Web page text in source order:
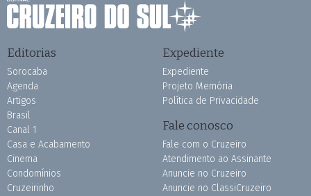
Editorias
Sorocaba
Agenda
Artigos
Brasil
Canal 1
Casa e Acabamento
Cinema
Condomínios
Cruzeirinho
Expediente
Expediente
Projeto Memória
Política de Privacidade
Fale conosco
Fale com o Cruzeiro
Atendimento ao Assinante
Anuncie no Cruzeiro
Anuncie no ClassiCruzeiro